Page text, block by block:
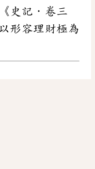
史記．卷三
形容理財極為